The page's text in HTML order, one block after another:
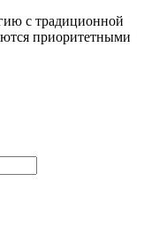
с традиционной
приоритетными